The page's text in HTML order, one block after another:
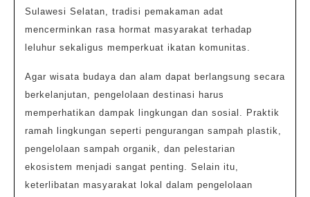
Sulawesi Selatan, tradisi pemakaman adat
mencerminkan rasa hormat masyarakat terhadap
leluhur sekaligus memperkuat ikatan komunitas.
Agar wisata budaya dan alam dapat berlangsung secara
berkelanjutan, pengelolaan destinasi harus
memperhatikan dampak lingkungan dan sosial. Praktik
ramah lingkungan seperti pengurangan sampah plastik,
pengelolaan sampah organik, dan pelestarian
ekosistem menjadi sangat penting. Selain itu,
keterlibatan masyarakat lokal dalam pengelolaan